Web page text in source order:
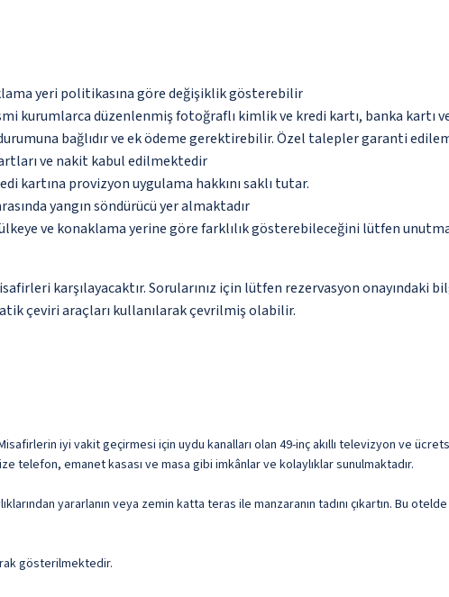
yeri politikasına göre değişiklik gösterebilir
kurumlarca düzenlenmiş fotoğraflı kimlik ve kredi kartı, banka kartı
bağlıdır ve ek ödeme gerektirebilir. Özel talepler garanti
ve nakit kabul edilmektedir
kartına provizyon uygulama hakkını saklı tutar.
yangın söndürücü yer almaktadır
ve konaklama yerine göre farklılık gösterebileceğini lütfen
karşılayacaktır. Sorularınız için lütfen rezervasyon
çeviri araçları kullanılarak çevrilmiş olabilir.
iyi vakit geçirmesi için uydu kanalları olan 49-inç akıllı televizyon ve
emanet kasası ve masa gibi imkânlar ve kolaylıklar sunulmaktadır.
yararlanın veya zemin katta teras ile manzaranın tadını çıkartın. Bu
gösterilmektedir.